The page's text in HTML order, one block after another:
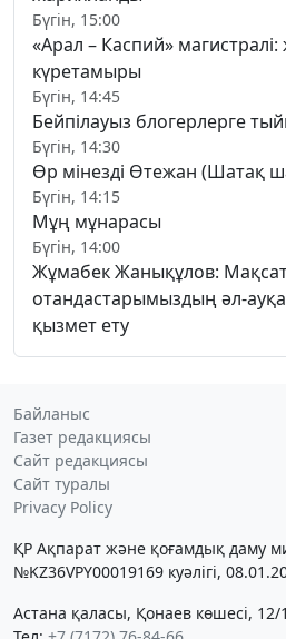
Бүгін, 15:00
«Арал – Каспий» магистралі:
күретамыры
Бүгін, 14:45
Бейпілауыз блогерлерге
Бүгін, 14:30
Өр мінезді Өтежан (Шатақ
Бүгін, 14:15
Мұң мұнарасы
Бүгін, 14:00
Жұмабек Жанықұлов:
отандастарымыздың әл-
қызмет ету
Байланыс
Газет редакциясы
Сайт редакциясы
Сайт туралы
Privacy Policy
ҚР Ақпарат және қоғамдық даму
№KZ36VPY00019169 куәлігі,
Астана қаласы, Қонаев көшесі, 12/1